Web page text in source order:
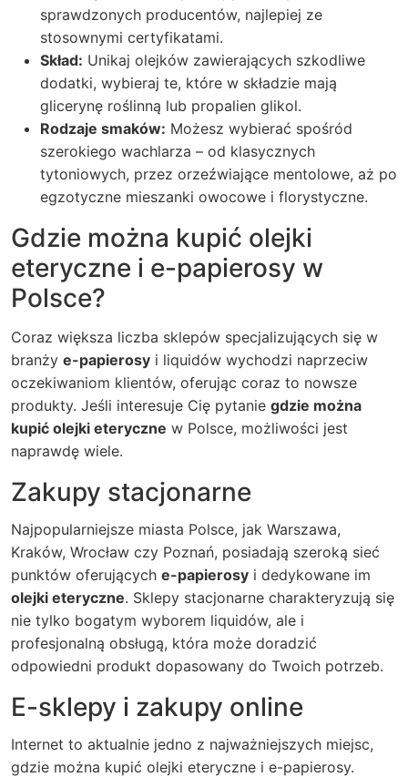
sprawdzonych producentów, najlepiej ze
stosownymi certyfikatami.
Skład: Unikaj olejków zawierających szkodliwe
dodatki, wybieraj te, które w składzie mają
glicerynę roślinną lub propalien glikol.
Rodzaje smaków: Możesz wybierać spośród
szerokiego wachlarza – od klasycznych
tytoniowych, przez orzeźwiające mentolowe, aż po
egzotyczne mieszanki owocowe i florystyczne.
Gdzie można kupić olejki
eteryczne i e-papierosy w
Polsce?
Coraz większa liczba sklepów specjalizujących się w
branży e-papierosy i liquidów wychodzi naprzeciw
oczekiwaniom klientów, oferując coraz to nowsze
produkty. Jeśli interesuje Cię pytanie gdzie można
kupić olejki eteryczne w Polsce, możliwości jest
naprawdę wiele.
Zakupy stacjonarne
Najpopularniejsze miasta Polsce, jak Warszawa,
Kraków, Wrocław czy Poznań, posiadają szeroką sieć
punktów oferujących e-papierosy i dedykowane im
olejki eteryczne. Sklepy stacjonarne charakteryzują się
nie tylko bogatym wyborem liquidów, ale i
profesjonalną obsługą, która może doradzić
odpowiedni produkt dopasowany do Twoich potrzeb.
E-sklepy i zakupy online
Internet to aktualnie jedno z najważniejszych miejsc,
gdzie można kupić olejki eteryczne i e-papierosy.